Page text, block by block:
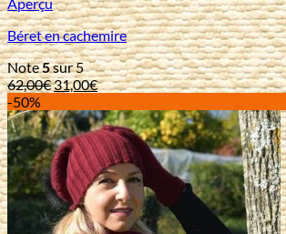
Béret en cachemire
Note5sur 5
62,00€Le
initial
était :
62,00€.
31,00€Le
actuel
est :
31,00€.
-50%